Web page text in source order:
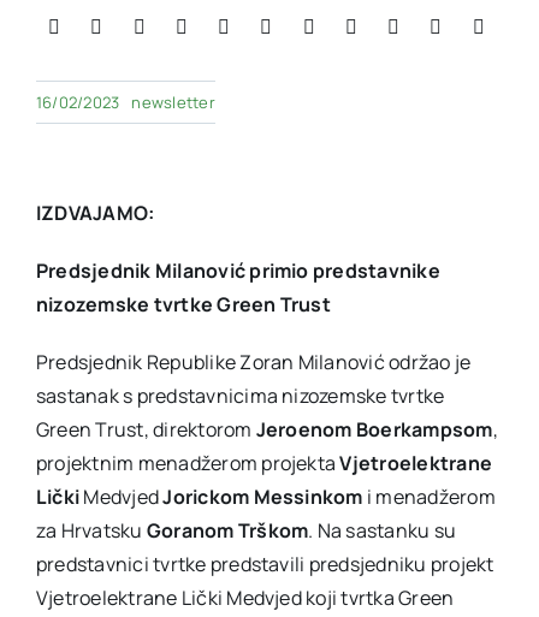
16/02/2023 newsletter
IZDVAJAMO:
Predsjednik Milanović primio predstavnike
nizozemske tvrtke Green Trust
Predsjednik Republike Zoran Milanović održao je
sastanak s predstavnicima nizozemske tvrtke
Green Trust, direktorom Jeroenom Boerkampsom,
projektnim menadžerom projektaVjetroelektrane
LičkiMedvjedJorickom Messinkom i menadžerom
za Hrvatsku Goranom Trškom. Na sastanku su
predstavnici tvrtke predstavili predsjedniku projekt
Vjetroelektrane Lički Medvjed koji tvrtka Green